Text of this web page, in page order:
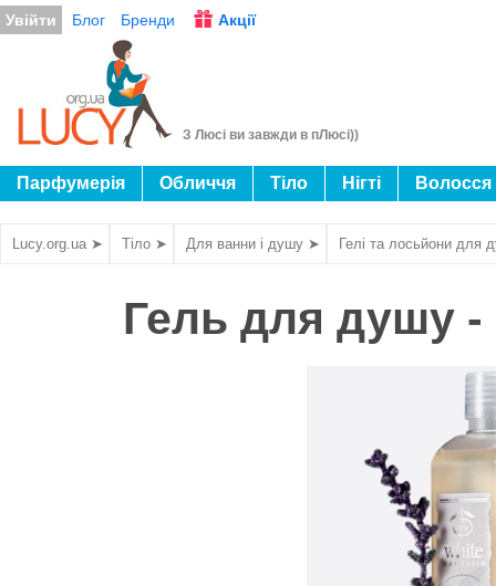
Увійти Блог Бренди Акції
З Люсі ви завжди в пЛюсі))
Парфумерія Обличчя Тіло Нігті Волосся
Lucy.org.ua ➤ Тіло ➤ Для ванни і душу ➤ Гелі та лосьйони для
Гель для душу -